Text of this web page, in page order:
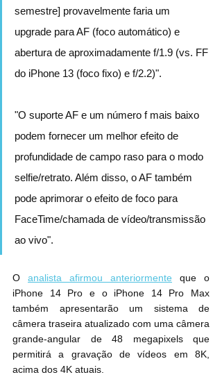
semestre] provavelmente faria um
upgrade para AF (foco automático) e
abertura de aproximadamente f/1.9 (vs. FF
do iPhone 13 (foco fixo) e f/2.2)".
"O suporte AF e um número f mais baixo
podem fornecer um melhor efeito de
profundidade de campo raso para o modo
selfie/retrato. Além disso, o AF também
pode aprimorar o efeito de foco para
FaceTime/chamada de vídeo/transmissão
ao vivo".
O analista afirmou anteriormente que o
iPhone 14 Pro e o iPhone 14 Pro Max
também apresentarão um sistema de
câmera traseira atualizado com uma câmera
grande-angular de 48 megapixels que
permitirá a gravação de vídeos em 8K,
acima dos 4K atuais.